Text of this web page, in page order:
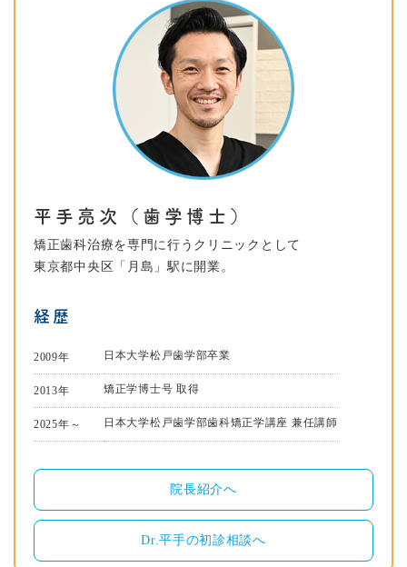
平手亮次（歯学博士）
矯正歯科治療を専門に行うクリニックとして
東京都中央区「月島」駅に開業。
経歴
2009年 日本大学松戸歯学部卒業
2013年 矯正学博士号 取得
2025年～ 日本大学松戸歯学部歯科矯正学講座 兼任講師
院長紹介へ
Dr.平手の初診相談へ